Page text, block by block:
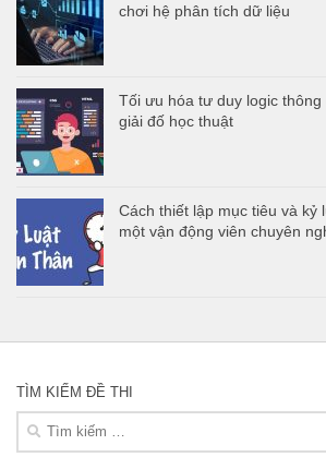
chơi hệ phân tích dữ liệu
Tối ưu hóa tư duy logic
giải đố học thuật
Cách thiết lập mục tiêu và kỷ
một vận động viên chuyên
TÌM KIẾM ĐỀ THI
Tìm